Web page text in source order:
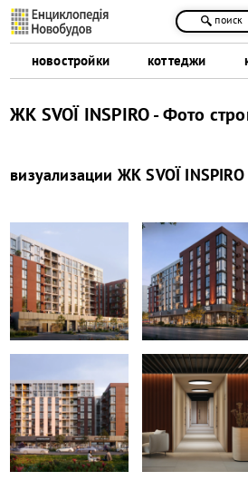
новостройки коттеджи
поиск
ЖК SVOÏ INSPIRO - Фото
визуализации ЖК SVOÏ INSPIRO